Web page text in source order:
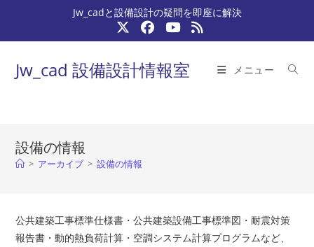
テ
Jw_cadと設備設計の疑問を即座に解決
Jw_cad 設備設計情報室 メニュー
設備の情報
> アーカイブ > 設備の情報
公共建築工事標準仕様書・公共建築設備工事標準図・耐震対策
報告書・動的熱負荷計算・空調システム計算プログラムなど、